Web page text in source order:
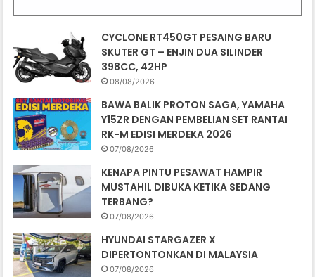
CYCLONE RT450GT PESAING BARU
SKUTER GT – ENJIN DUA SILINDER
398CC, 42HP
08/08/2026
BAWA BALIK PROTON SAGA, YAMAHA
Y15ZR DENGAN PEMBELIAN SET RANTAI
RK-M EDISI MERDEKA 2026
07/08/2026
KENAPA PINTU PESAWAT HAMPIR
MUSTAHIL DIBUKA KETIKA SEDANG
TERBANG?
07/08/2026
HYUNDAI STARGAZER X
DIPERTONTONKAN DI MALAYSIA
07/08/2026